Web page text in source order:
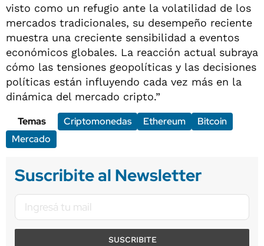
visto como un refugio ante la volatilidad de los
mercados tradicionales, su desempeño reciente
muestra una creciente sensibilidad a eventos
económicos globales. La reacción actual subraya
cómo las tensiones geopolíticas y las decisiones
políticas están influyendo cada vez más en la
dinámica del mercado cripto.”
Temas
Criptomonedas Ethereum
Bitcoin
Mercado
Suscribite al Newsletter
SUSCRIBITE